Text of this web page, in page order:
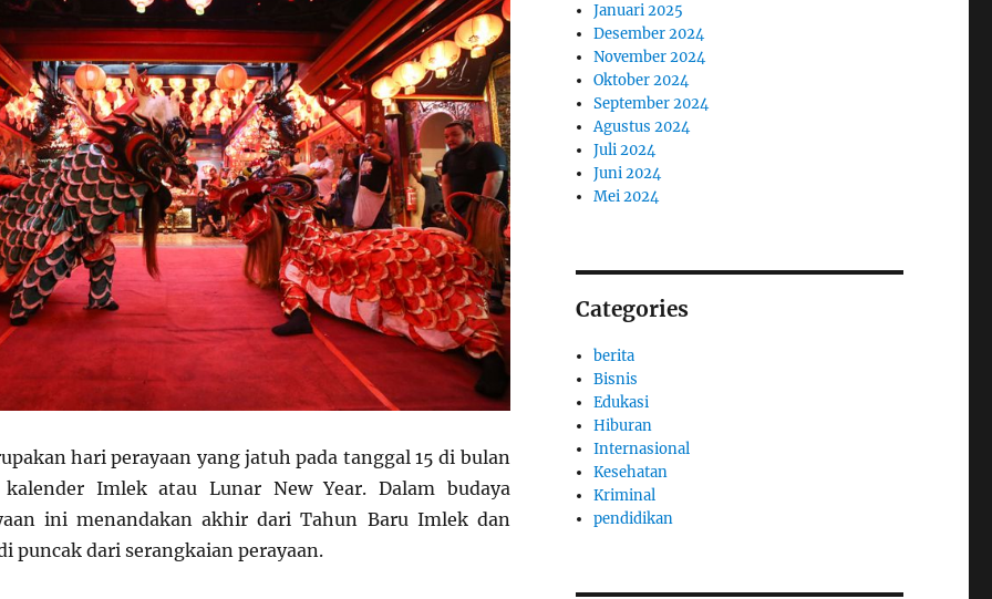
hari perayaan yang jatuh pada tanggal 15 di bulan
Imlek atau Lunar New Year. Dalam budaya
ini menandakan akhir dari Tahun Baru Imlek dan
puncak dari serangkaian perayaan.
Januari 2025
Desember 2024
November 2024
Oktober 2024
September 2024
Agustus 2024
Juli 2024
Juni 2024
Mei 2024
Categories
berita
Bisnis
Edukasi
Hiburan
Internasional
Kesehatan
Kriminal
pendidikan